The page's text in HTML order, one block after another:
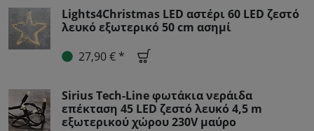
Lights4Christmas LED αστέρι 60 LED ζεστό
λευκό εξωτερικό 50 cm ασημί
27,90 € *
Sirius Tech-Line φωτάκια νεράιδα
επέκταση 45 LED ζεστό λευκό 4,5 m
εξωτερικού χώρου 230V μαύρο